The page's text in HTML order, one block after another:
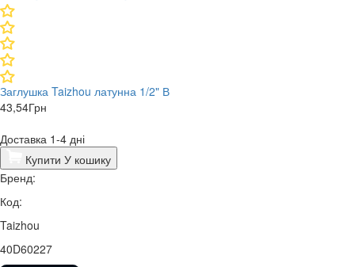
Заглушка Taizhou латунна 1/2" В
43,54Грн
Доставка 1-4 дні
Купити У кошику
Бренд:
Код:
Taizhou
40D60227